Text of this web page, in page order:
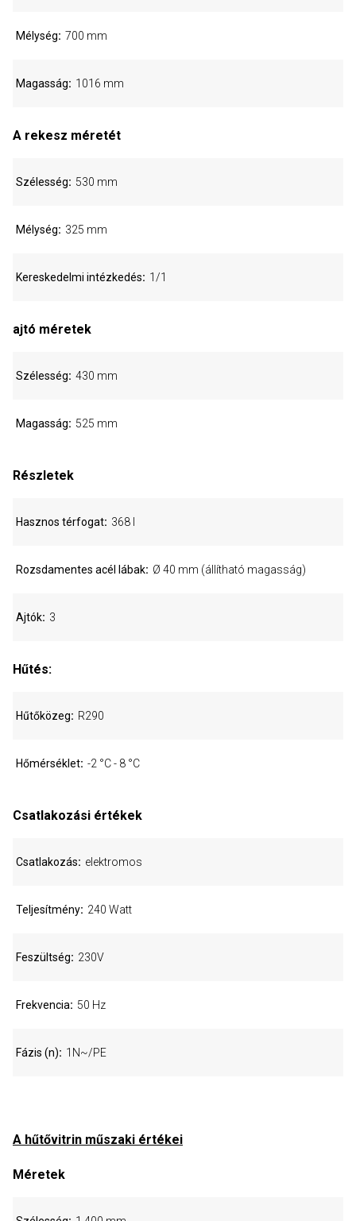
Mélység 700 mm
Magasság 1016 mm
A rekesz méretét
Szélesség 530 mm
Mélység 325 mm
Kereskedelmi intézkedés 1/1
ajtó méretek
Szélesség 430 mm
Magasság 525 mm
Részletek
Hasznos térfogat 368 l
Rozsdamentes acél lábak Ø 40 mm (állítható magasság)
Ajtók 3
Hűtés:
Hűtőközeg R290
Hőmérséklet -2 °C - 8 °C
Csatlakozási értékek
Csatlakozás elektromos
Teljesítmény 240 Watt
Feszültség 230V
Frekvencia 50 Hz
Fázis (n) 1N~/PE
A hűtővitrin műszaki értékei
Méretek